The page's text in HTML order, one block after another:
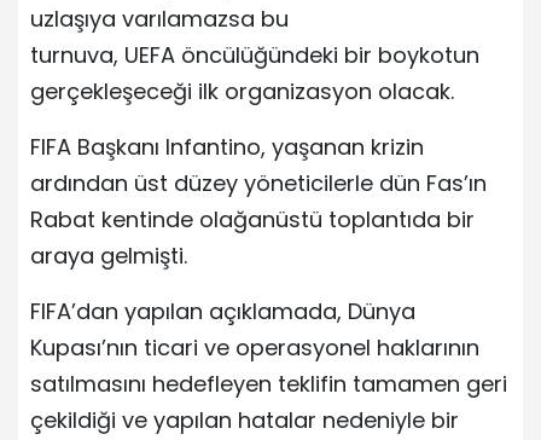
uzlaşıya varılamazsa bu
turnuva, UEFA öncülüğündeki bir boykotun
gerçekleşeceği ilk organizasyon olacak.
FIFA Başkanı Infantino, yaşanan krizin
ardından üst düzey yöneticilerle dün Fas’ın
Rabat kentinde olağanüstü toplantıda bir
araya gelmişti.
FIFA’dan yapılan açıklamada, Dünya
Kupası’nın ticari ve operasyonel haklarının
satılmasını hedefleyen teklifin tamamen geri
çekildiği ve yapılan hatalar nedeniyle bir